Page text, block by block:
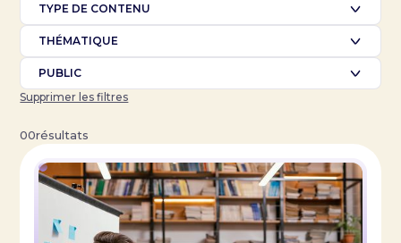
TYPE DE CONTENU
THÉMATIQUE
PUBLIC
Supprimer les filtres
00résultats